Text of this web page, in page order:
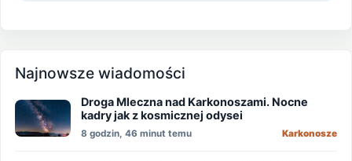
Najnowsze wiadomości
Droga Mleczna nad Karkonoszami. Nocne
kadry jak z kosmicznej odysei
8 godzin, 46 minut temu Karkonosze